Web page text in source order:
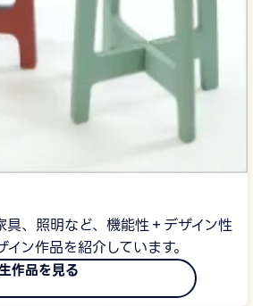
具、照明など、機能性＋デザイン性
ン作品を紹介しています。
作品を見る